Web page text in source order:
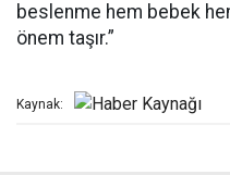
beslenme hem bebek
önem taşır.”
Kaynak: